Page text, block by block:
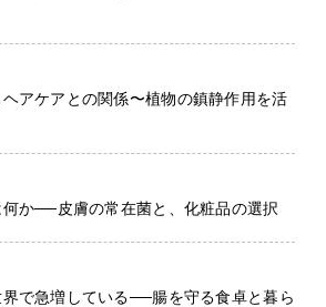
アケアとの関係〜植物の鎮静作用を活
か──皮膚の常在菌と、化粧品の選択
で急増している──腸を守る食卓と暮ら